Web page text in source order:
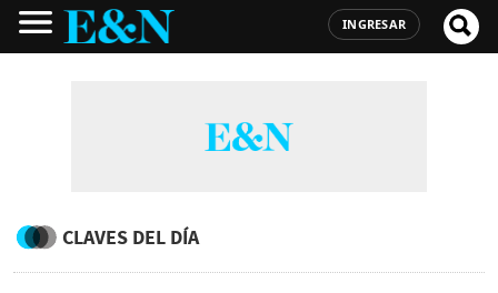
INGRESAR
CLAVES DEL DÍA